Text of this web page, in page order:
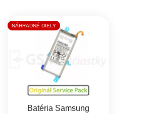
Výpis produktov
NÁHRADNÉ DIELY
Batéria Samsung